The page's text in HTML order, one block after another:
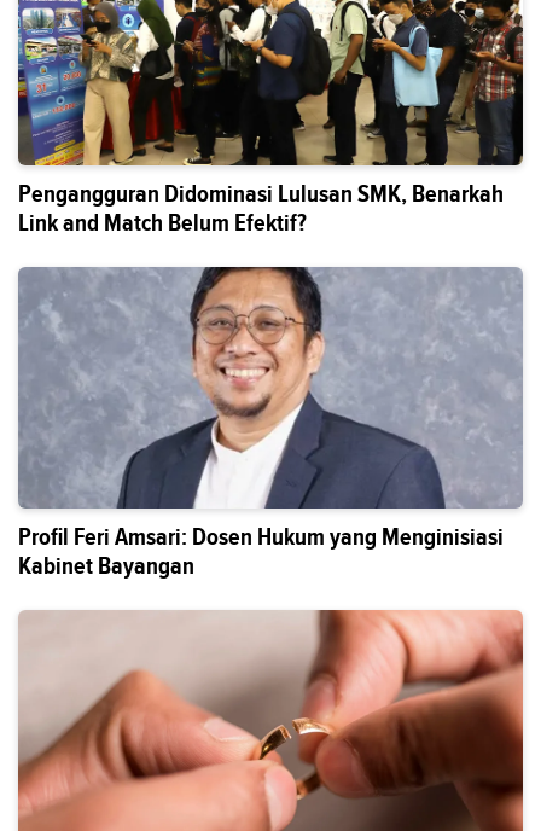
Pengangguran Didominasi Lulusan SMK, Benarkah
Link and Match Belum Efektif?
Profil Feri Amsari: Dosen Hukum yang Menginisiasi
Kabinet Bayangan